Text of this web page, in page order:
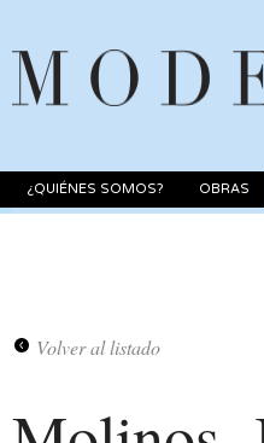
¿QUIÉNES SOMOS? OBRAS
Volver al listado